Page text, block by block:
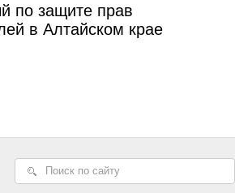
по защите прав
в Алтайском крае